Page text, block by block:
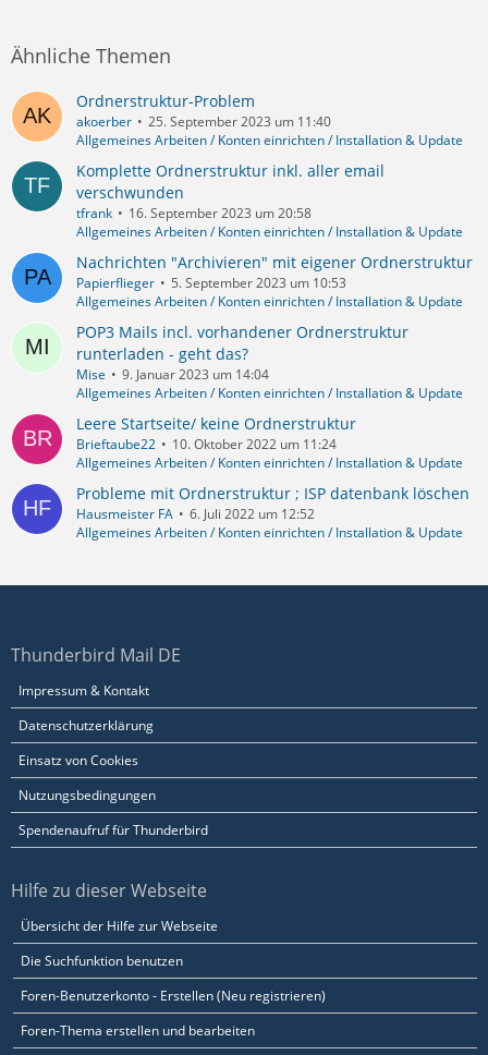
Ähnliche Themen
Ordnerstruktur-Problem
akoerber
25. September 2023 um 11:40
Allgemeines Arbeiten / Konten einrichten / Installation & Update
Komplette Ordnerstruktur inkl. aller email
verschwunden
tfrank
16. September 2023 um 20:58
Allgemeines Arbeiten / Konten einrichten / Installation & Update
Nachrichten "Archivieren" mit eigener Ordnerstruktur
Papierflieger
5. September 2023 um 10:53
Allgemeines Arbeiten / Konten einrichten / Installation & Update
POP3 Mails incl. vorhandener Ordnerstruktur
runterladen - geht das?
Mise
9. Januar 2023 um 14:04
Allgemeines Arbeiten / Konten einrichten / Installation & Update
Leere Startseite/ keine Ordnerstruktur
Brieftaube22
10. Oktober 2022 um 11:24
Allgemeines Arbeiten / Konten einrichten / Installation & Update
Probleme mit Ordnerstruktur ; ISP datenbank löschen
Hausmeister FA
6. Juli 2022 um 12:52
Allgemeines Arbeiten / Konten einrichten / Installation & Update
Thunderbird Mail DE
Impressum & Kontakt
Datenschutzerklärung
Einsatz von Cookies
Nutzungsbedingungen
Spendenaufruf für Thunderbird
Hilfe zu dieser Webseite
Übersicht der Hilfe zur Webseite
Die Suchfunktion benutzen
Foren-Benutzerkonto - Erstellen (Neu registrieren)
Foren-Thema erstellen und bearbeiten